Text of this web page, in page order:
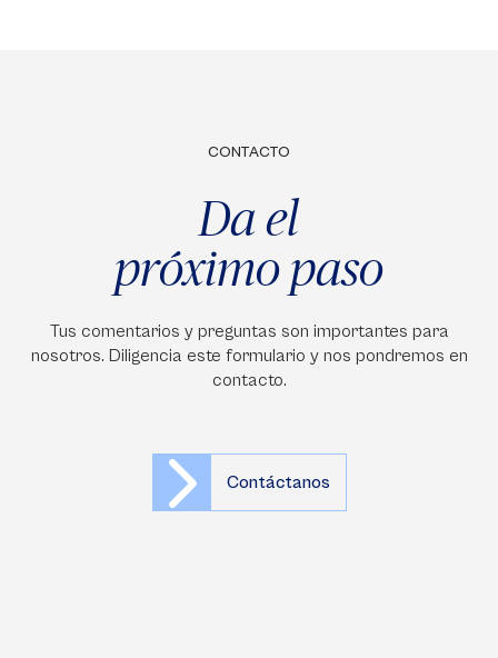
CONTACTO
Da el
próximo paso
Tus comentarios y preguntas son importantes para
nosotros. Diligencia este formulario y nos pondremos en
contacto.
Contáctanos